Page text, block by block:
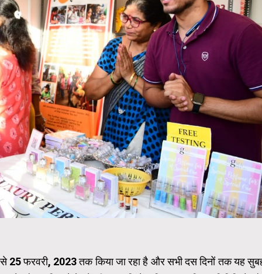
25 फरवरी, 2023 तक किया जा रहा है और सभी दस दिनों तक यह